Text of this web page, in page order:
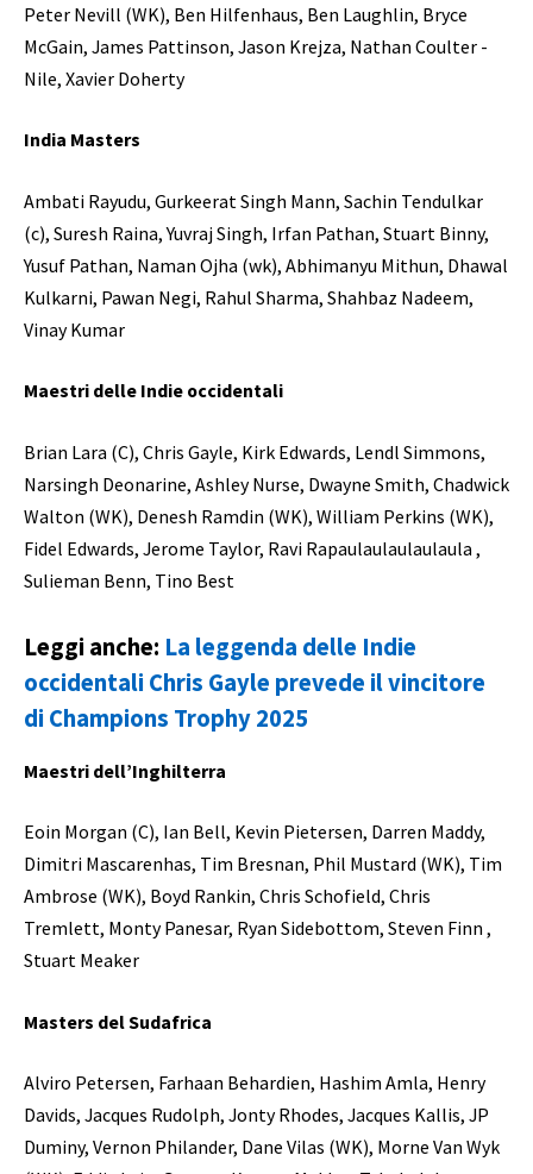
Peter Nevill (WK), Ben Hilfenhaus, Ben Laughlin, Bryce
McGain, James Pattinson, Jason Krejza, Nathan Coulter -
Nile, Xavier Doherty
India Masters
Ambati Rayudu, Gurkeerat Singh Mann, Sachin Tendulkar
(c), Suresh Raina, Yuvraj Singh, Irfan Pathan, Stuart Binny,
Yusuf Pathan, Naman Ojha (wk), Abhimanyu Mithun, Dhawal
Kulkarni, Pawan Negi, Rahul Sharma, Shahbaz Nadeem,
Vinay Kumar
Maestri delle Indie occidentali
Brian Lara (C), Chris Gayle, Kirk Edwards, Lendl Simmons,
Narsingh Deonarine, Ashley Nurse, Dwayne Smith, Chadwick
Walton (WK), Denesh Ramdin (WK), William Perkins (WK),
Fidel Edwards, Jerome Taylor, Ravi Rapaulaulaulaulaula ,
Sulieman Benn, Tino Best
Leggi anche: La leggenda delle Indie
occidentali Chris Gayle prevede il vincitore
di Champions Trophy 2025
Maestri dell’Inghilterra
Eoin Morgan (C), Ian Bell, Kevin Pietersen, Darren Maddy,
Dimitri Mascarenhas, Tim Bresnan, Phil Mustard (WK), Tim
Ambrose (WK), Boyd Rankin, Chris Schofield, Chris
Tremlett, Monty Panesar, Ryan Sidebottom, Steven Finn ,
Stuart Meaker
Masters del Sudafrica
Alviro Petersen, Farhaan Behardien, Hashim Amla, Henry
Davids, Jacques Rudolph, Jonty Rhodes, Jacques Kallis, JP
Duminy, Vernon Philander, Dane Vilas (WK), Morne Van Wyk